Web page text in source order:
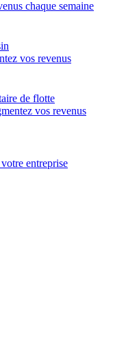
chaque semaine
vos revenus
de flotte
vos revenus
entreprise